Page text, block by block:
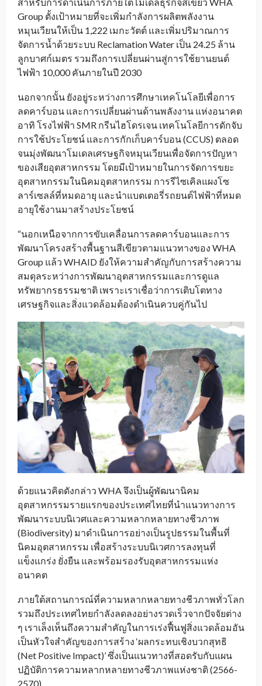
Group ตั้งเป้าหมายที่จะเพิ่มกำลังการผลิตพลังงาน
หมุนเวียนให้เป็น 1,222 เมกะวัตต์ และเพิ่มปริมาณการ
จัดการน้ำด้วยระบบ Reclamation Water เป็น 24.25 ล้าน
ลูกบาศก์เมตร รวมถึงการเปลี่ยนผ่านสู่การใช้ยานยนต์
ไฟฟ้า 10,000 คันภายในปี 2030
นอกจากนั้น ยังอยู่ระหว่างการศึกษาเทคโนโลยีเพื่อการ
ลดคาร์บอน และการเปลี่ยนผ่านด้านพลังงาน แห่งอนาคต
อาทิ โรงไฟฟ้า SMR กรีนไฮโดรเจน เทคโนโลยีการดักจับ
การใช้ประโยชน์ และการกักเก็บคาร์บอน (CCUS) ตลอด
จนมุ่งพัฒนาโมเดลเศรษฐกิจหมุนเวียนเพื่อจัดการปัญหา
ของเสียอุตสาหกรรม โดยมีเป้าหมายในการจัดการขยะ
อุตสาหกรรมในนิคมอุตสาหกรรม การรีไซเคิลแผงโซ
ลาร์เซลล์ที่หมดอายุ และนำแบตเตอรี่รถยนต์ไฟฟ้าที่หมด
อายุใช้งานมาสร้างประโยชน์
“นอกเหนือจากการขับเคลื่อนการลดคาร์บอนและการ
พัฒนาโครงสร้างพื้นฐานสีเขียวตามแนวทางของ WHA
Group แล้ว WHAID ยังให้ความสำคัญกับการสร้างความ
สมดุลระหว่างการพัฒนาอุตสาหกรรมและการดูแล
ทรัพยากรธรรมชาติ เพราะเราเชื่อว่าการเติบโตทาง
เศรษฐกิจและสิ่งแวดล้อมต้องดำเนินควบคู่กันไป
ด้วยแนวคิดดังกล่าว WHA จึงเป็นผู้พัฒนานิคม
อุตสาหกรรมรายแรกของประเทศไทยที่นำแนวทางการ
พัฒนาระบบนิเวศและความหลากหลายทางชีวภาพ
(Biodiversity) มาดำเนินการอย่างเป็นรูปธรรมในพื้นที่
นิคมอุตสาหกรรม เพื่อสร้างระบบนิเวศการลงทุนที่
แข็งแกร่ง ยั่งยืน และพร้อมรองรับอุตสาหกรรมแห่ง
อนาคต
ภายใต้สถานการณ์ที่ความหลากหลายทางชีวภาพทั่วโลก
รวมถึงประเทศไทยกำลังลดลงอย่างรวดเร็วจากปัจจัยต่าง
ๆ เราเล็งเห็นถึงความสำคัญในการเร่งฟื้นฟูสิ่งแวดล้อมอัน
เป็นหัวใจสำคัญของการสร้าง ‘ผลกระทบเชิงบวกสุทธิ
(Net Positive Impact)’ ซึ่งเป็นแนวทางที่สอดรับกับแผน
ปฏิบัติการความหลากหลายทางชีวภาพแห่งชาติ (2566-
2570)